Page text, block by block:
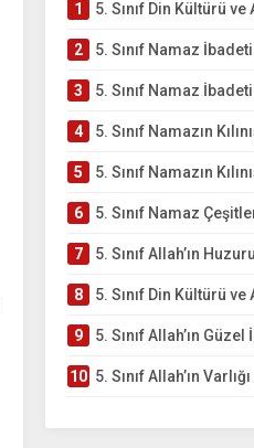
1 5. Sınıf Din Kültürü ve Ahlak Bilgisi 2.
2 5. Sınıf Namaz İbadeti
3 5. Sınıf Namaz İbadetinin
4 5. Sınıf Namazın
5 5. Sınıf Namazın
6 5. Sınıf Namaz
7 5. Sınıf Allah’ın Huzurunda
8 5. Sınıf Din Kültürü ve Ahlak Bilgisi 1.
9 5. Sınıf Allah’ın Güzel
10 5. Sınıf Allah’ın Varlığı ve